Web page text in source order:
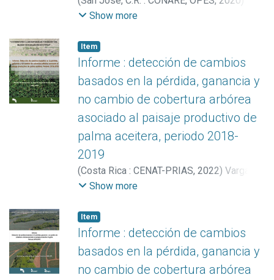
Arguedas González, Catalina
Christian
Show more
Item
Informe : detección de cambios
basados en la pérdida, ganancia y
no cambio de cobertura arbórea
asociado al paisaje productivo de
palma aceitera, periodo 2018-
2019
(Costa Rica : CENAT-PRIAS, 2022) Vargas
Solano, Yerlin;
Cornelia
Show more
Item
Informe : detección de cambios
basados en la pérdida, ganancia y
no cambio de cobertura arbórea